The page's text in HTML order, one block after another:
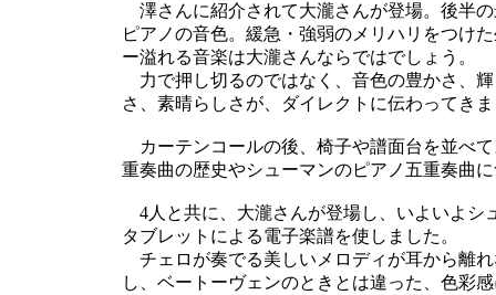
澤さんに紹介されて大瀧さんが登場。後半
ピアノの音色。緩急・強弱のメリハリをつけ
ー溢れる音楽は大瀧さんならではでしょう。
力で押し切るのではなく、音色の豊かさ、
さ、素晴らしさが、ダイレクトに伝わってき
カーテンコールの後、椅子や譜面台を並べ
重奏曲の歴史やシューマンのピアノ五重奏曲
4人と共に、大瀧さんが登場し、いよいよシ
タブレットによる電子楽譜を使しました。
チェロが奏でる美しいメロディが耳から離
し、ベートーヴェンのときとは違った、色彩